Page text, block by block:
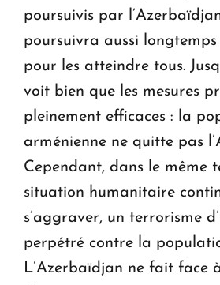
poursuivis par
poursuivra aussi longtemps
pour les atteindre tous.
voit bien que les mesures
pleinement efficaces : la
arménienne ne quitte pas
Cependant, dans le même
situation humanitaire
s’aggraver, un terrorisme
perpétré contre la
L’Azerbaïdjan ne fait face